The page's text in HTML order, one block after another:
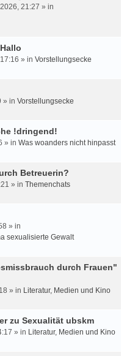
21:27 » in
» in Vorstellungsecke
» in Vorstellungsecke
!dringend!
» in Was woanders nicht hinpasst
Betreuerin?
» in Themenchats
» in
sexualisierte Gewalt
durch Frauen"
» in Literatur, Medien und Kino
zu Sexualität ubskm
» in Literatur, Medien und Kino